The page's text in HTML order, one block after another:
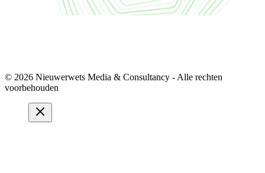
© 2026 Nieuwerwets Media & Consultancy - Alle rechten
voorbehouden